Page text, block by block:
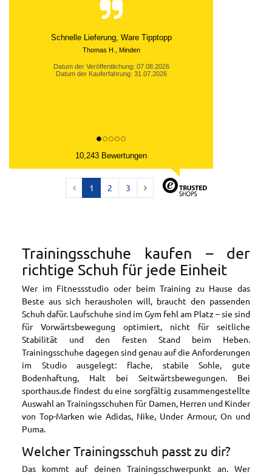
Bestellung schnell und exakt bearbeitet und die
Rücksendung umgehend bestätigt. Zu meiner
Datum der Veröffentlichung: 06.08.2026
10,243 Bewertungen
1 2 3
Trainingsschuhe kaufen – der
richtige Schuh für jede Einheit
Wer im Fitnessstudio oder beim Training zu Hause das
Beste aus sich herausholen will, braucht den passenden
Schuh dafür. Laufschuhe sind im Gym fehl am Platz – sie sind
für Vorwärtsbewegung optimiert, nicht für seitliche
Stabilität und den festen Stand beim Heben.
Trainingsschuhe dagegen sind genau auf die Anforderungen
im Studio ausgelegt: flache, stabile Sohle, gute
Bodenhaftung, Halt bei Seitwärtsbewegungen. Bei
sporthaus.de findest du eine sorgfältig zusammengestellte
Auswahl an Trainingsschuhen für Damen, Herren und Kinder
von Top-Marken wie Adidas, Nike, Under Armour, On und
Puma.
Welcher Trainingsschuh passt zu dir?
Das kommt auf deinen Trainingsschwerpunkt an. Wer